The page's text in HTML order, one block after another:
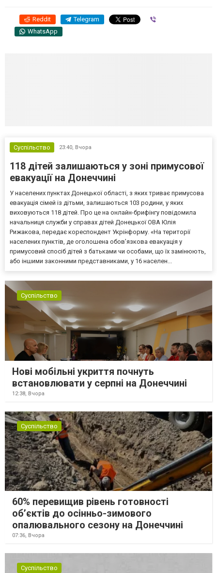
Reddit Telegram
WhatsApp
Суспільство 23:40, Вчора
118 дітей залишаються у зоні примусової
евакуації на Донеччині
У населених пунктах Донецької області, з яких триває примусова
евакуація сімей із дітьми, залишаються 103 родини, у яких
виховуються 118 дітей. Про це на онлайн-брифінгу повідомила
начальниця служби у справах дітей Донецької ОВА Юлія
Рижакова, передає кореспондент Укрінформу. «На території
населених пунктів, де оголошена обов’язкова евакуація у
примусовий спосіб дітей з батьками чи особами, що їх замінюють,
або іншими законними представниками, у 16 населен...
Суспільство
Нові мобільні укриття почнуть
встановлювати у серпні на Донеччині
12:38, Вчора
Суспільство
60% перевищив рівень готовності
об’єктів до осінньо-зимового
опалювального сезону на Донеччині
07:36, Вчора
Суспільство